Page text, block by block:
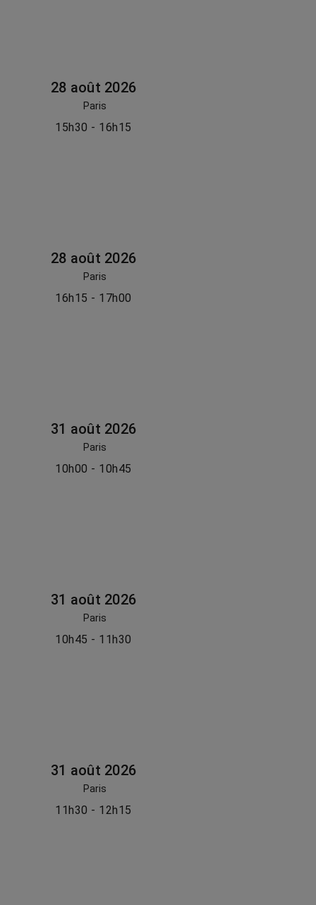
28 août 2026
Paris
15h30 - 16h15
28 août 2026
Paris
16h15 - 17h00
31 août 2026
Paris
10h00 - 10h45
31 août 2026
Paris
10h45 - 11h30
31 août 2026
Paris
11h30 - 12h15